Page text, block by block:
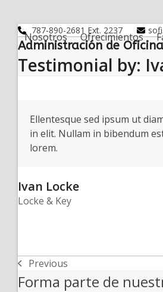
content787-890-2681 Ext. 2237
Administración de
Nosotros Ofrecimientos
Testimonial by:
Ellentesque sed ipsum ut
in elit. Nullam in bibendum
lorem.
Ivan Locke
Locke & Key
previous
post:
Previous
Forma parte de